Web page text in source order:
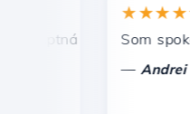
a efektívna
★★★★★
Som
Andrei